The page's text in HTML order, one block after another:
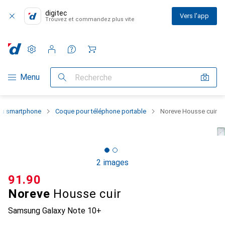
digitec
Trouvez et commandez plus vite Vers l'app
Navigation par catégorie
Menu Recherche
Paramètres
Compte client
Listes de comparaison
Listes d'envies
Panier
smartphone Coque pour téléphone portable Noreve Housse cuir
2 images
Noreve Housse cuir
Samsung Galaxy Note 10+
CHF
91.90